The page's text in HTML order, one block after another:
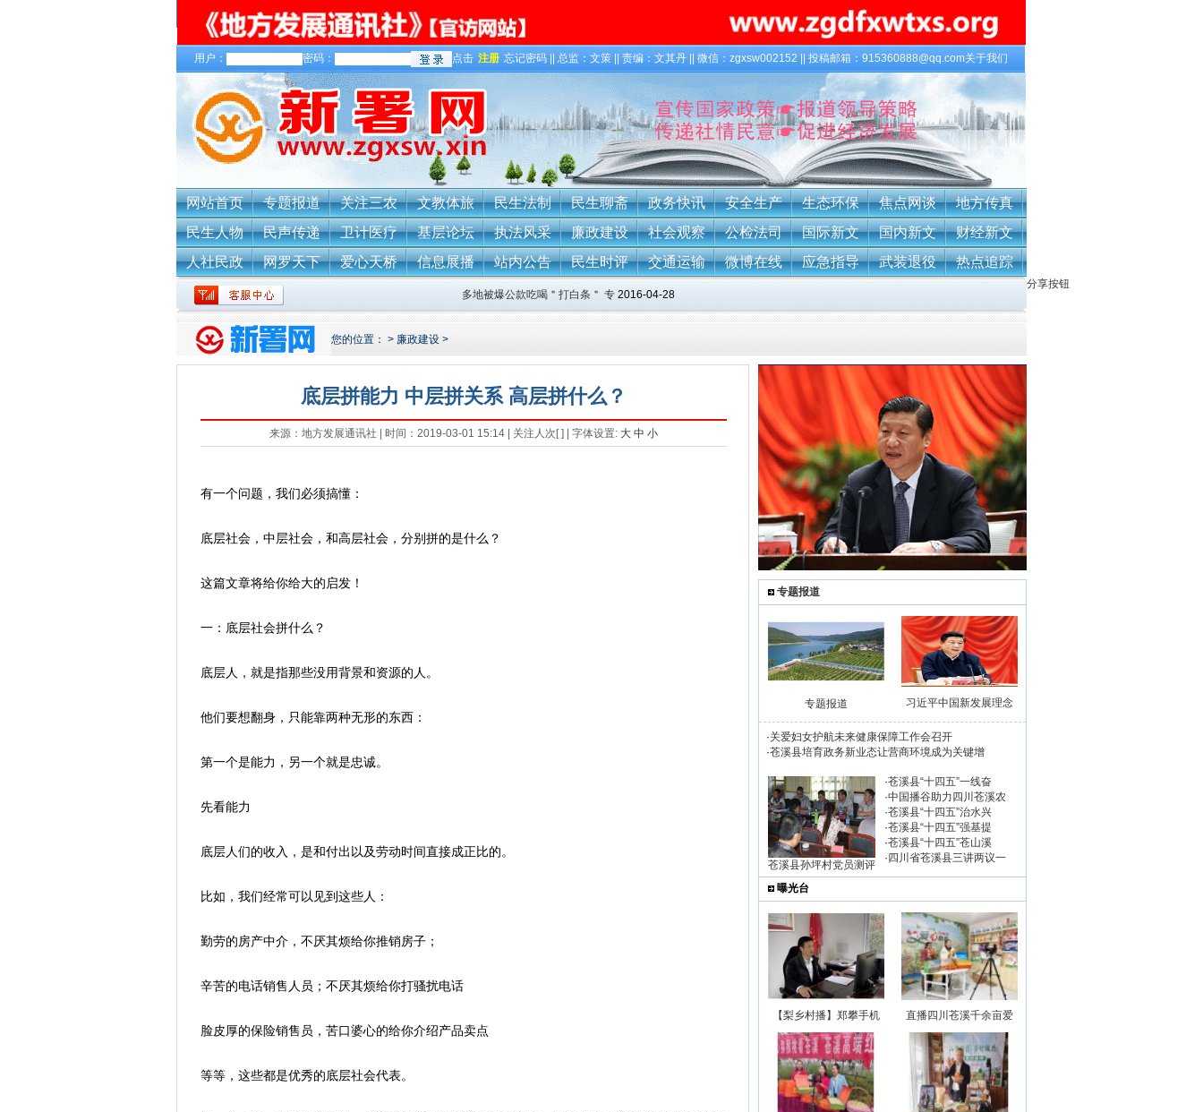
用户： 密码： 点击 注册 忘记密码 || 总监：文策 || 责编：文其丹 || 微信：zgxsw002152 || 投稿邮箱：915360888@qq.com关于我们
关于我们
网站首页 专题报道 关注三农 文教体旅 民生法制 民生聊斋 政务快讯 安全生产 生态环保 焦点网谈
地方传真
民生人物
民声传递 卫计医疗 基层论坛 执法风采 廉政建设 社会观察 公检法司 国际新文 国内新文
财经新文
人社民政
网罗天下 爱心天桥 信息展播 站内公告 民生时评 交通运输 微博在线 应急指导 武装退役 热点追踪
多地被爆公款吃喝＂打白条＂ 专2016-04-28
您的位置： > 廉政建设 >
底层拼能力 中层拼关系 高层拼什么？
来源：地方发展通讯社 | 时间：2019-03-01 15:14 | 关注人次[] | 字体设置: 大 中 小
有一个问题，我们必须搞懂：
底层社会，中层社会，和高层社会，分别拼的是什么？
这篇文章将给你给大的启发！
一：底层社会拼什么？
底层人，就是指那些没用背景和资源的人。
他们要想翻身，只能靠两种无形的东西：
第一个是能力，另一个就是忠诚。
先看能力
底层人们的收入，是和付出以及劳动时间直接成正比的。
比如，我们经常可以见到这些人：
勤劳的房产中介，不厌其烦给你推销房子；
辛苦的电话销售人员；不厌其烦给你打骚扰电话
脸皮厚的保险销售员，苦口婆心的给你介绍产品卖点
等等，这些都是优秀的底层社会代表。
专题报道
专题报道 习近平中国新发展理念
·关爱妇女护航未来健康保障工作会召开
·苍溪县培育政务新业态让营商环境成为关键增
苍溪县孙坪村党员测评
·苍溪县“十四五”一线奋
·中国播谷助力四川苍溪农
·苍溪县“十四五”治水兴
·苍溪县“十四五”强基提
·苍溪县“十四五”苍山溪
· 四川省苍溪县三讲两议一
曝光台
【梨乡村播】郑攀手机 直播四川苍溪千余亩爱
分享按钮